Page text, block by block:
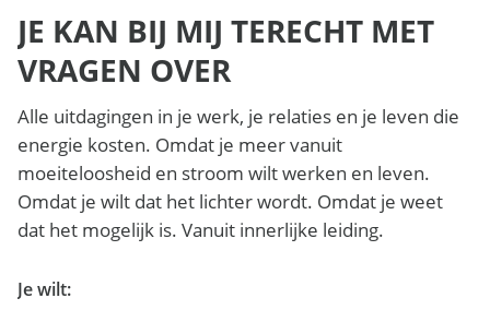
JE KAN BIJ MIJ TERECHT MET
VRAGEN OVER
Alle uitdagingen in je werk, je relaties en je leven die
energie kosten. Omdat je meer vanuit
moeiteloosheid en stroom wilt werken en leven.
Omdat je wilt dat het lichter wordt. Omdat je weet
dat het mogelijk is. Vanuit innerlijke leiding.
Je wilt: